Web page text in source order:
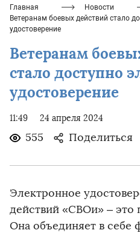
Главная
Новости
Ветеранам боевых действий стало
удостоверение
Ветеранам
стало доступно
удостоверение
11:49 24 апреля 2024
555 Поделиться
Электронное
действий «СВОи» – это
Она объединяет в себе